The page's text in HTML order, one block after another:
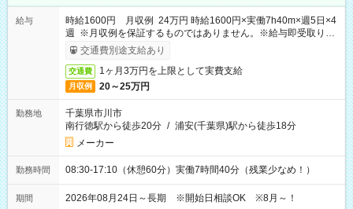
給与
時給1600円 月収例 24万円 時給1600円×実働7h40m×週5日×4
週 ※月収例を保証するものではありません。※給与即受取りサ
ービス利用可（利用条件有）
交通費別途支給あり
交通費 1ヶ月3万円を上限として実費支給
月収例 20～25万円
勤務地
千葉県市川市
南行徳駅から徒歩20分 / 浦安(千葉県)駅から徒歩18分
メーカー
勤務時間 08:30-17:10（休憩60分）実働7時間40分（残業少なめ！）
期間 2026年08月24日～長期 ※開始日相談OK ※8月～！